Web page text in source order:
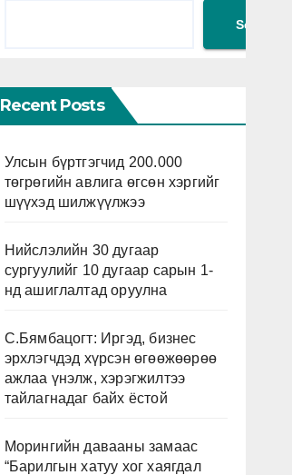
Search
Recent Posts
Улсын бүртгэгчид 200.000
төгрөгийн авлига өгсөн хэргийг
шүүхэд шилжүүлжээ
Нийслэлийн 30 дугаар
сургуулийг 10 дугаар сарын 1-
нд ашиглалтад оруулна
С.Бямбацогт: Иргэд, бизнес
эрхлэгчдэд хүрсэн өгөөжөөрөө
ажлаа үнэлж, хэрэгжилтээ
тайлагнадаг байх ёстой
Морингийн давааны замаас
“Барилгын хатуу хог хаягдал